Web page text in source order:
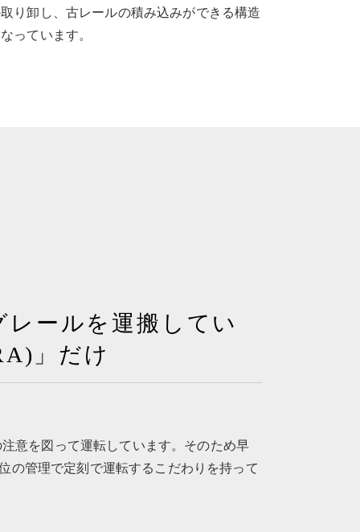
り卸し、古レールの積み込みができる構造
っています。
ールを運搬してい
」だけ
意を図って運転しています。そのため早
の管理で定刻で運転するこだわりを持って